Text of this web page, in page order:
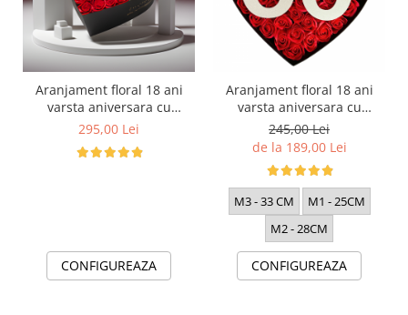
Aranjament floral 18 ani
varsta aniversara cu
trandafiri din sapun 59-62
295,00 Lei
CONFIGUREAZA
Aranjament floral 18 ani
varsta aniversara cu
trandafiri din sapun rosii si
cifra 3D cu sclipici M3
245,00 Lei
de la 189,00 Lei
M3 - 33 CM
M1 - 25CM
M2 - 28CM
CONFIGUREAZA